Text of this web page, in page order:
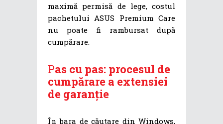
maximă permisă de lege, costul
pachetului ASUS Premium Care
nu poate fi rambursat după
cumpărare.
Pas cu pas: procesul de
cumpărare a extensiei
de garanție
În bara de căutare din Windows,